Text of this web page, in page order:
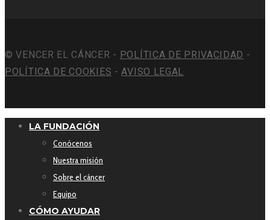
© VENCER EL CÁNCER - POLÍTICA DE PRIVACIDAD -
POLÍTICA DE COOKIES -AVISO LEGAL
LA FUNDACIÓN
Conócenos
Nuestra misión
Sobre el cáncer
Equipo
CÓMO AYUDAR